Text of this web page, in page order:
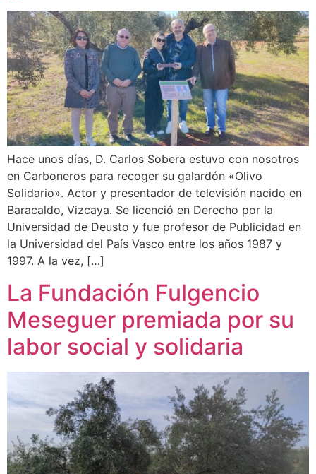
Hace unos días, D. Carlos Sobera estuvo con nosotros
en Carboneros para recoger su galardón «Olivo
Solidario». Actor y presentador de televisión nacido en
Baracaldo, Vizcaya. Se licenció en Derecho por la
Universidad de Deusto y fue profesor de Publicidad en
la Universidad del País Vasco entre los años 1987 y
1997. A la vez, […]
La Fundación Fulgencio
Meseguer premiada por su
labor social y solidaria